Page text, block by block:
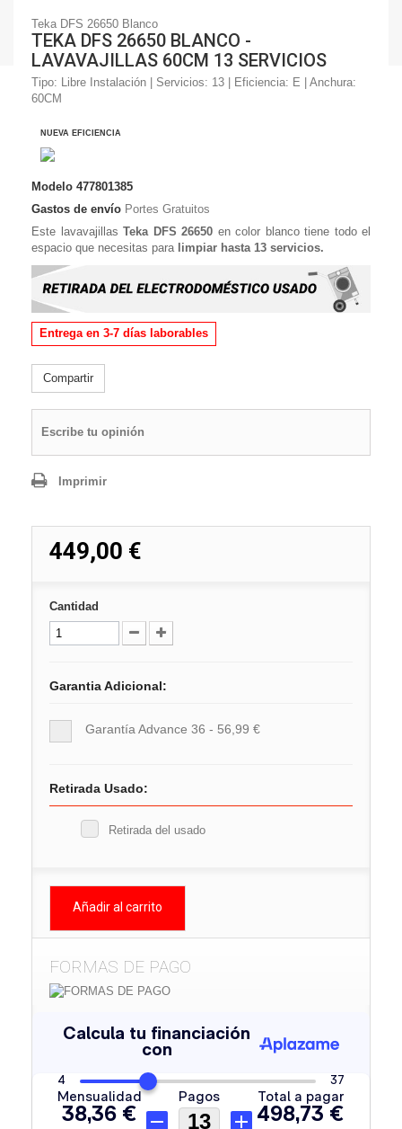
Teka DFS 26650 Blanco
TEKA DFS 26650 BLANCO -
LAVAVAJILLAS 60CM 13 SERVICIOS
Tipo: Libre Instalación | Servicios: 13 | Eficiencia: E | Anchura:
60CM
NUEVA EFICIENCIA
Modelo 477801385
Gastos de envío Portes Gratuitos
Este lavavajillas Teka DFS 26650 en color blanco tiene todo el
espacio que necesitas para limpiar hasta 13 servicios.
Entrega en 3-7 días laborables
Compartir
Escribe tu opinión
Imprimir
449,00 €
Cantidad
Garantia Adicional:
Garantía Advance 36 - 56,99 €
Retirada Usado:
Retirada del usado
Añadir al carrito
FORMAS DE PAGO